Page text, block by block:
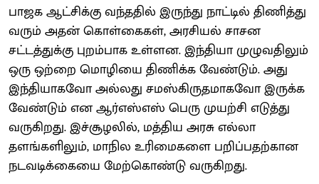
பாஜக ஆட்சிக்கு வந்ததில் இருந்து நாட்டில் திணித்து
வரும் அதன் கொள்கைகள், அரசியல் சாசன
சட்டத்துக்கு புறம்பாக உள்ளன. இந்தியா முழுவதிலும்
ஒரு ஒற்றை மொழியை திணிக்க வேண்டும். அது
இந்தியாகவோ அல்லது சமஸ்கிருதமாகவோ இருக்க
வேண்டும் என ஆர்எஸ்எஸ் பெரு முயற்சி எடுத்து
வருகிறது. இச்சூழலில், மத்திய அரசு எல்லா
தளங்களிலும், மாநில உரிமைகளை பறிப்பதற்கான
நடவடிக்கையை மேற்கொண்டு வருகிறது.